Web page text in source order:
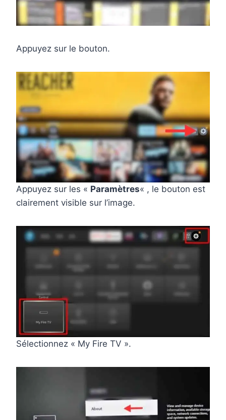
Appuyez sur le bouton.
Appuyez sur les « Paramètres« , le bouton est
clairement visible sur l’image.
Sélectionnez « My Fire TV ».